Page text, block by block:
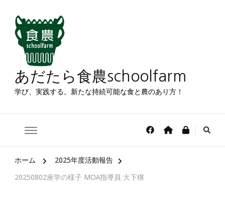
あだたら食農schoolfarm
学び、実践する。新たな持続可能な食と農のあり方！
ホーム
2025年度活動報告
20250802座学の様子 MOA指導員 大下穣